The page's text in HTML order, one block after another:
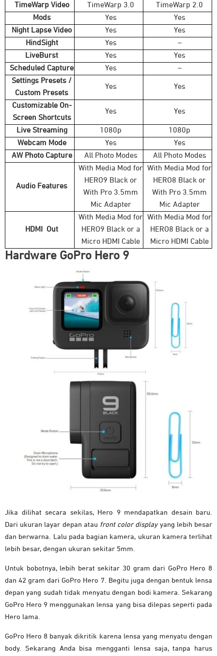
TimeWarp Video TimeWarp 3.0
TimeWarp 2.0
Mods
Yes
Yes
Night Lapse Video
Yes
Yes
HindSight
Yes
–
LiveBurst
Yes
Yes
Scheduled Capture
Yes
–
Settings Presets /
Custom Presets
Yes Yes
Customizable On-
Screen Shortcuts
Yes Yes
Live Streaming 1080p
1080p
Webcam Mode
Yes
Yes
AW Photo Capture
All Photo Modes All Photo Modes
Audio Features
With Media Mod for
HERO9 Black or
With Pro 3.5mm
Mic Adapter
With Media Mod for
HERO8 Black or
With Pro 3.5mm
Mic Adapter
HDMI Out
With Media Mod for
HERO9 Black or a
Micro HDMI Cable
With Media Mod for
HERO8 Black or a
Micro HDMI Cable
Hardware GoPro Hero 9
Jika dilihat secara sekilas, Hero 9 mendapatkan desain baru.
Dari ukuran layar depan atau front color displayyang lebih besar
dan berwarna. Lalu pada bagian kamera, ukuran kamera terlihat
lebih besar, dengan ukuran sekitar 5mm.
Untuk bobotnya, lebih berat sekitar 30 gram dari GoPro Hero 8
dan 42 gram dari GoPro Hero 7. Begitu juga dengan bentuk lensa
depan yang sudah tidak menyatu dengan bodi kamera. Sekarang
GoPro Hero 9 menggunakan lensa yang bisa dilepas seperti pada
Hero lama.
GoPro Hero 8 banyak dikritik karena lensa yang menyatu dengan
body. Sekarang Anda bisa mengganti lensa saja, tanpa harus